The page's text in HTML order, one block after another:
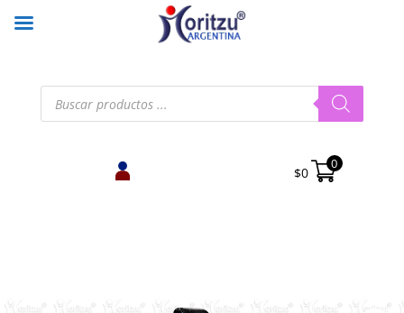
Búsqueda
productos
$0
0